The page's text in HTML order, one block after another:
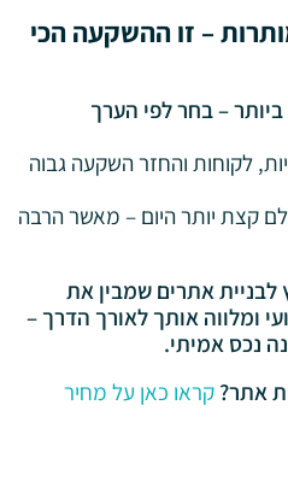
– זו ההשקעה הכי
– בחר לפי הערך
לקוחות והחזר השקעה גבוה
קצת יותר היום – מאשר הרבה
אתרים שמבין את
ומלווה אותך לאורך הדרך –
נכס אמיתי.
אתר?קראו כאן על מחיר